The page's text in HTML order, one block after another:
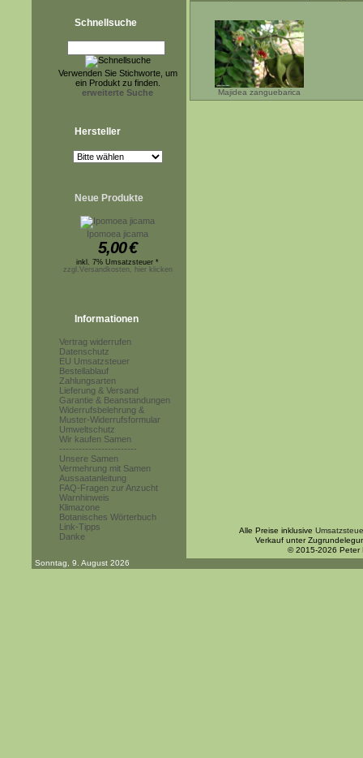
Schnellsuche
Verwenden Sie Stichworte, um
ein Produkt zu finden.
erweiterte Suche
Hersteller
Neue Produkte
Ipomoea jicama
5,00€
inkl. 7% Umsatzsteuer *
zzgl.Versandkosten, hier klicken
Informationen
Vertrag widerrufen
Datenschutz
EU Umsatzsteuer
Bestellablauf
Zahlungsarten
Lieferung & Versand
Garantie & Beanstandungen
Widerrufsbelehrung &
Muster-Widerrufsformular
Umweltschutz
Wir kaufen Samen
------------------------
Unsere Samen
Vermehrung mit Samen
Aussaatanleitung
FAQ-Fragen zur Anzucht
Warnhinweis
Klimazone
Botanisches Wörterbuch
Link-Tipps
Danke
Majidea zanguebarica
Alle Preise inklusive
Verkauf unter
© 2015-2026 Peter
Sonntag, 9. August 2026